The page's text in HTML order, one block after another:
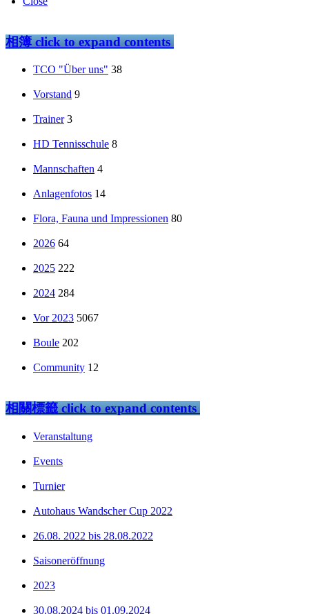
相簿click to expand contents
TCO "Über uns" 38
Vorstand 9
Trainer 3
HD Tennisschule 8
Mannschaften 4
Anlagenfotos 14
Flora, Fauna und Impressionen 80
2026 64
2025 222
2024 284
Vor 2023 5067
Boule 202
Community 12
相關標籤click to expand contents
Veranstaltung
Events
Turnier
Autohaus Wandscher Cup 2022
26.08. 2022 bis 28.08.2022
Saisoneröffnung
2023
30.08.2024 bis 01.09.2024